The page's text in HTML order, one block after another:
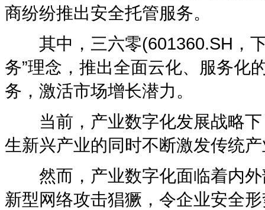
商纷纷推出安全托管服务。
其中，三六零(601360.SH，下
务”理念，推出全面云化、服务化
务，激活市场增长潜力。
当前，产业数字化发展战略下
生新兴产业的同时不断激发传统
然而，产业数字化面临着内外
新型网络攻击猖獗，令企业安全